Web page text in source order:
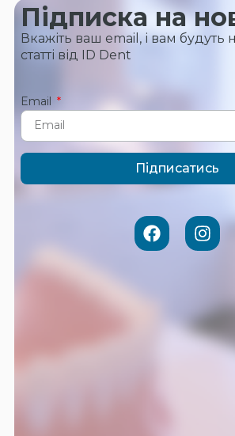
Підписка на
Вкажіть ваш email, і вам будуть
статті від ID Dent
Email
Підписатись